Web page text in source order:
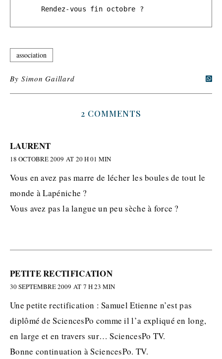
     Rendez-vous fin octobre ?
association
BySimon Gaillard
2 COMMENTS
LAURENT
18 OCTOBRE 2009 AT 20 H 01 MIN
Vous en avez pas marre de lécher les boules de tout le
monde à Lapéniche ?
Vous avez pas la langue un peu sèche à force ?
PETITE RECTIFICATION
30 SEPTEMBRE 2009 AT 7 H 23 MIN
Une petite rectification : Samuel Etienne n’est pas
diplômé de SciencesPo comme il l’a expliqué en long,
en large et en travers sur… SciencesPo TV.
Bonne continuation à SciencesPo. TV.